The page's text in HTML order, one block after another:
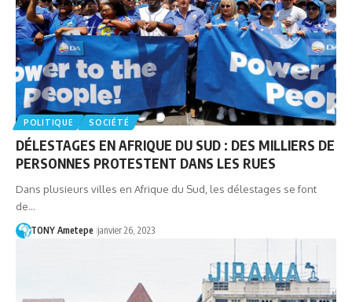
POLITIQUE SOCIÉTÉ
DÉLESTAGES EN AFRIQUE DU SUD : DES MILLIERS DE
PERSONNES PROTESTENT DANS LES RUES
Dans plusieurs villes en Afrique du Sud, les délestages se font
de…
TONY Ametepe janvier 26, 2023